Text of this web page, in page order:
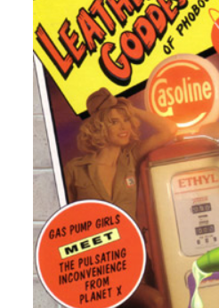
Descargar